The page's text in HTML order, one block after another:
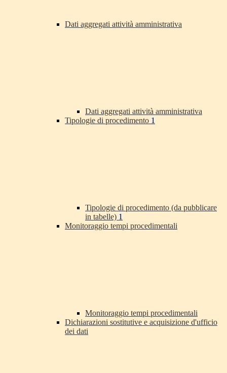
Dati aggregati attività amministrativa
Dati aggregati attività amministrativa
Tipologie di procedimento 1
Tipologie di procedimento (da pubblicare
in tabelle) 1
Monitoraggio tempi procedimentali
Monitoraggio tempi procedimentali
Dichiarazioni sostitutive e acquisizione d'ufficio
dei dati